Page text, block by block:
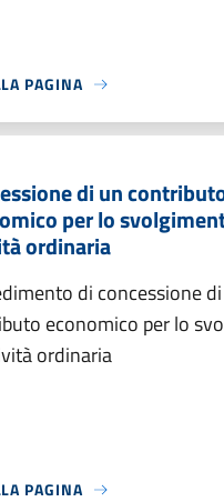
PAGINA
di un
per lo
ordinaria
di concessione
economico per lo
ordinaria
PAGINA